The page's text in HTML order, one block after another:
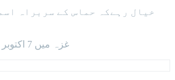
غزہ میں 7 اکتوبر 2023 سے جاری اسرائیلی جارحیت میں اسماعیل ہنیہ کی بہن، بیٹوں اور پوتے پوتیوں سمیت خاندان کے متعدد افراد شہید ہوچکے ہیں۔